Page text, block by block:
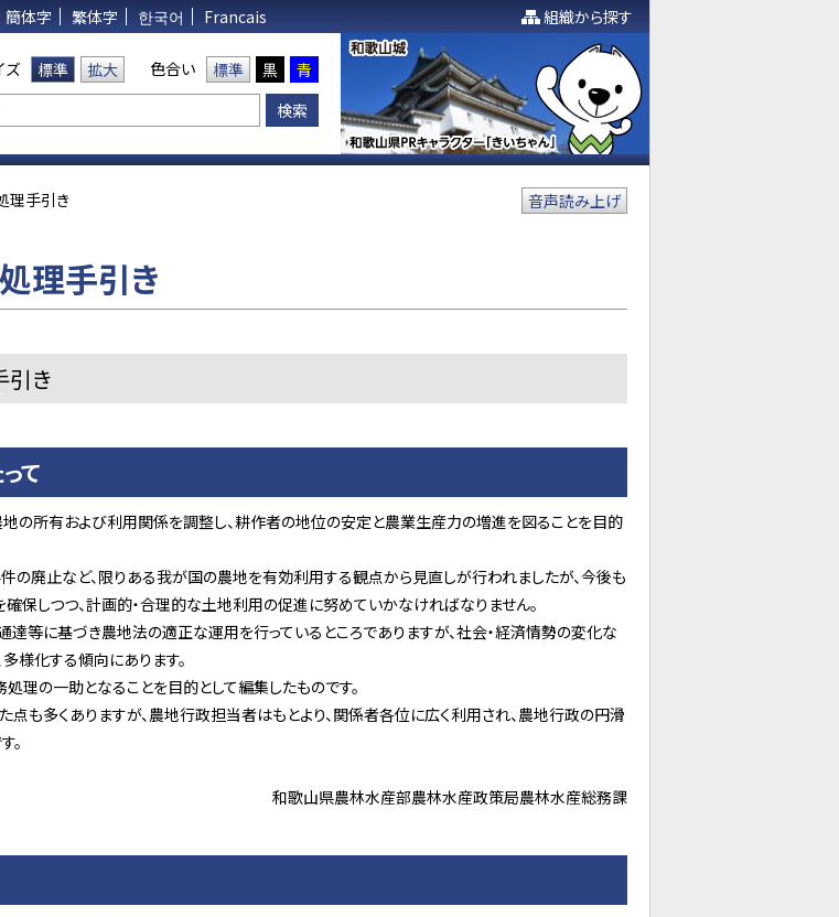
簡体字 繁体字 한국어 Francais 組織から探す
ズ 標準 拡大 色合い 標準 黒 青
理手引き 音声読み上げ
理手引き
引き
て
の所有および利用関係を調整し、耕作者の地位の安定と農業生産力の増進を図ることを目的
の廃止など、限りある我が国の農地を有効利用する観点から見直しが行われましたが、今後も
保しつつ、計画的・合理的な土地利用の促進に努めていかなければなりません。
達等に基づき農地法の適正な運用を行っているところでありますが、社会・経済情勢の変化な
様化する傾向にあります。
処理の一助となることを目的として編集したものです。
点も多くありますが、農地行政担当者はもとより、関係者各位に広く利用され、農地行政の円滑
。
和歌山県農林水産部農林水産政策局農林水産総務課